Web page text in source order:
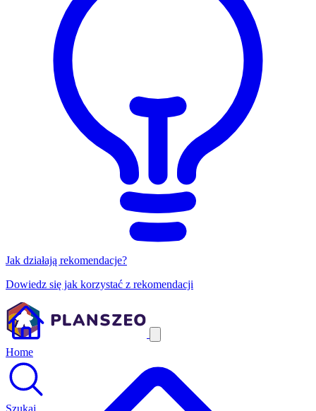
Jak działają rekomendacje?
Dowiedz się jak korzystać z rekomendacji
Home
Szukaj